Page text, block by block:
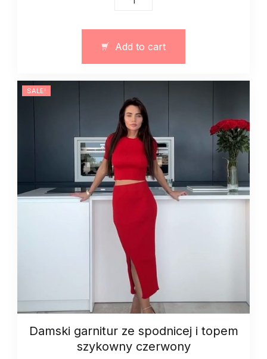
topem
plażowy
quantity
Add to cart
SALE!
Damski garnitur ze spodnicej i topem
szykowny czerwony